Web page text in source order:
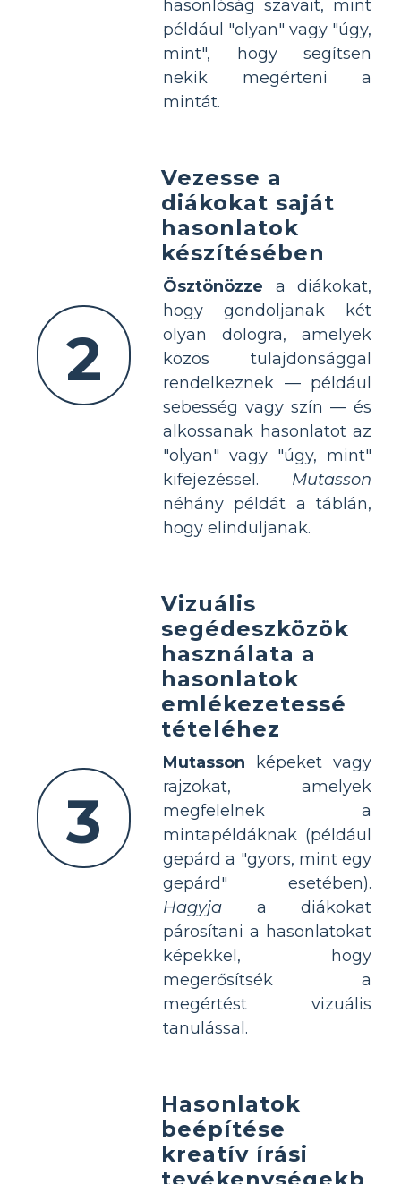
hasonlóság szavait, mint
például "olyan" vagy "úgy,
mint", hogy segítsen
nekik megérteni a
mintát.
2
Vezesse a
diákokat saját
hasonlatok
készítésében
Ösztönözze a diákokat,
hogy gondoljanak két
olyan dologra, amelyek
közös tulajdonsággal
rendelkeznek — például
sebesség vagy szín — és
alkossanak hasonlatot az
"olyan" vagy "úgy, mint"
kifejezéssel. Mutasson
néhány példát a táblán,
hogy elinduljanak.
3
Vizuális
segédeszközök
használata a
hasonlatok
emlékezetessé
tételéhez
Mutasson képeket vagy
rajzokat, amelyek
megfelelnek a
mintapéldáknak (például
gepárd a "gyors, mint egy
gepárd" esetében).
Hagyja a diákokat
párosítani a hasonlatokat
képekkel, hogy
megerősítsék a
megértést vizuális
tanulással.
Hasonlatok
beépítése
kreatív írási